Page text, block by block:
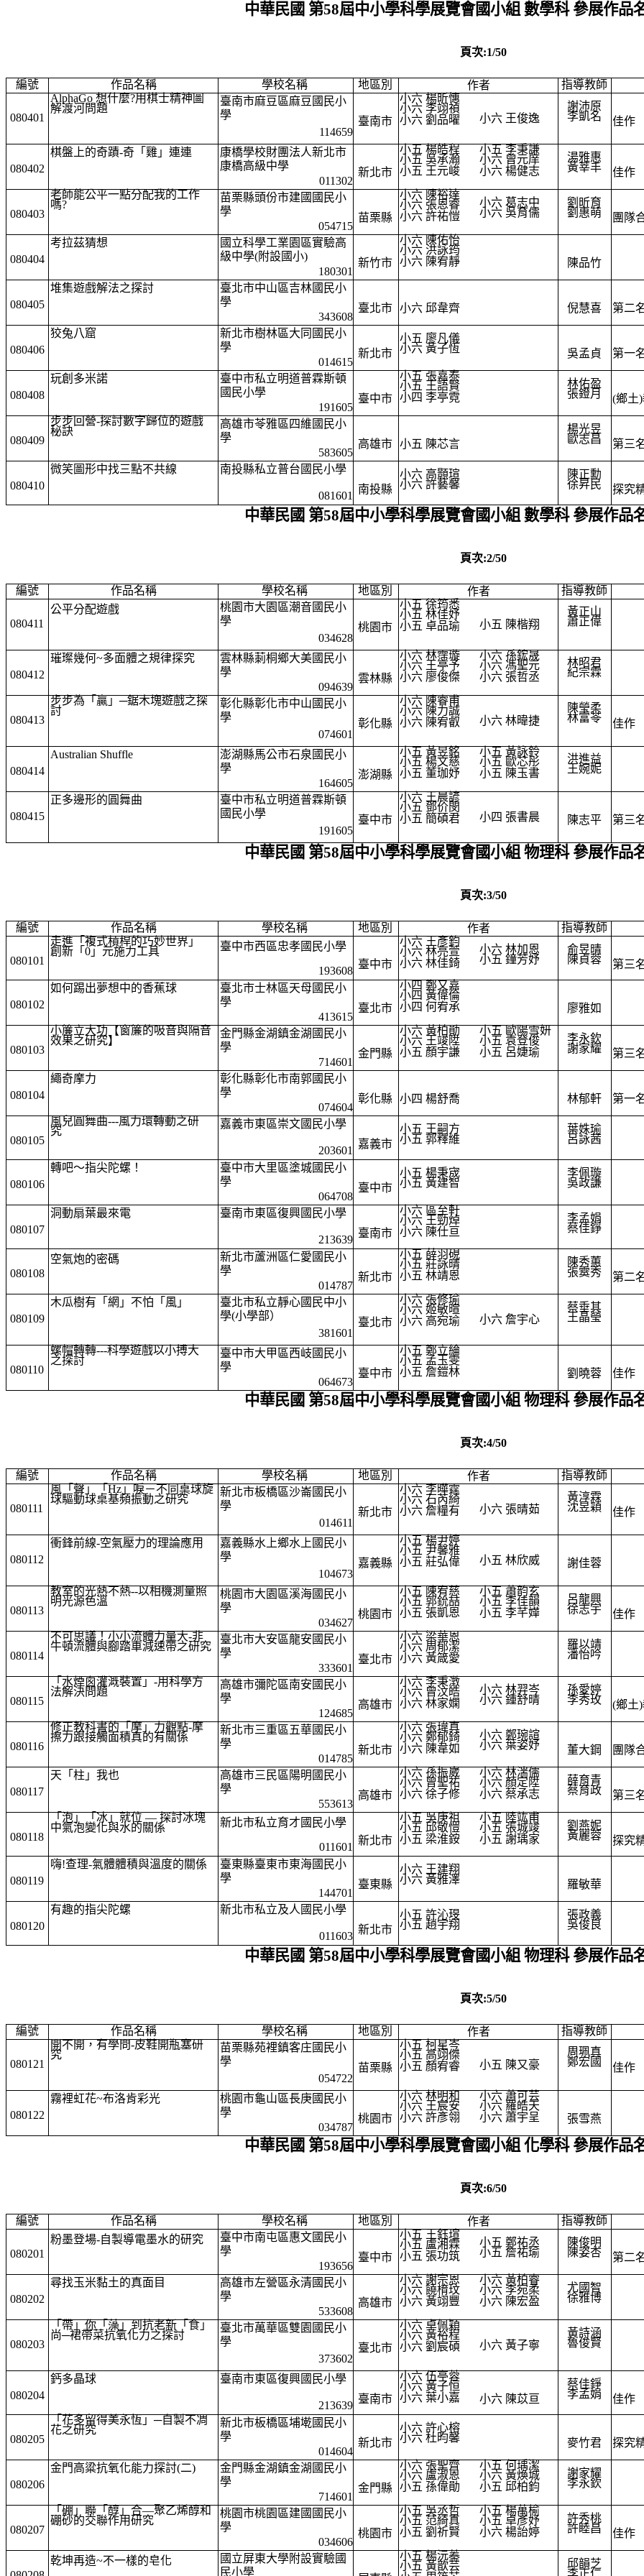
中華民國 第58屆中小學科學展覽會國小組 數學科 參展作品
頁次:1/50
編號 作品名稱 學校名稱 地區別 作者 指導教師
080401
AlphaGo 想什麼?用棋士精神圖
解渡河問題
臺南市麻豆區麻豆國民小
學
臺南市
小六 楊昕憓
小六 李翊禎
小六 劉品曜
小六 王俊逸
謝沛原
李凱名
佳作
114659
080402
棋盤上的奇蹟-奇「雞」連連
康橋學校財團法人新北市
康橋高級中學
新北市
小五 楊皓程
小五 吳承瀚
小五 王元峻
小五 李秉謙
小六 曾元庠
小六 楊健志
湯雅惠
黃莘丰
佳作
011302
080403
老師能公平一點分配我的工作
嗎?
苗栗縣頭份市建國國民小
學
苗栗縣
小六 陳裕達
小六 張恩睿
小六 許祐愷
小六 葛志中
小六 吳育儒
劉昕育
劉惠萌
團隊
054715
080404
考拉茲猜想
國立科學工業園區實驗高
級中學(附設國小)
新竹市
小六 陳佑怡
小六 洪詠筠
小六 陳宥靜
陳品竹
180301
080405
堆集遊戲解法之探討
臺北市中山區吉林國民小
學
臺北市 小六 邱韋齊 倪慧喜 第二
343608
080406
狡兔八窟
新北市樹林區大同國民小
學
新北市
小五 廖凡儀
小六 黃子恆
吳孟貞 第一
014615
080408
玩創多米諾
臺中市私立明道普霖斯頓
國民小學
臺中市
小五 張嘉泰
小五 王語賢
小四 李亭霓
林佑盈
張鐙月
(鄉土
191605
080409
步步回營-探討數字歸位的遊戲
秘訣
高雄市苓雅區四維國民小
學
高雄市 小五 陳芯言
楊光昱
歐志昌
第三
583605
080410
微笑圖形中找三點不共線
南投縣私立普台國民小學
南投縣
小六 高顥瑄
小六 許藝馨
陳正勳
徐昇民
探究
081601
中華民國 第58屆中小學科學展覽會國小組 數學科 參展作品
頁次:2/50
編號 作品名稱 學校名稱 地區別 作者 指導教師
080411
公平分配遊戲
桃園市大園區潮音國民小
學
桃園市
小五 徐筠悉
小五 林佳妤
小五 卓品瑜
小五 陳楷翔
黃正山
蕭正偉
034628
080412
璀璨幾何~多面體之規律探究
雲林縣莿桐鄉大美國民小
學
雲林縣
小六 林霈璇
小六 王亭予
小六 廖俊傑
小六 孫鋐晟
小六 馮聖元
小六 張哲丞
林昭君
紀宗霖
094639
080413
步步為「贏」─鋸木塊遊戲之探
討
彰化縣彰化市中山國民小
學
彰化縣
小六 陳睿甫
小六 陳力誠
小六 陳宥叡
小六 林暐捷
陳瑩柔
林富苓
佳作
074601
080414
Australian Shuffle
澎湖縣馬公市石泉國民小
學
澎湖縣
小五 黃昱銘
小五 楊文慈
小五 董珈妤
小五 黃詠鈴
小五 歐芯彤
小五 陳玉書
洪進益
王婉妮
164605
080415
正多邊形的圓舞曲
臺中市私立明道普霖斯頓
國民小學
臺中市
小六 王晨諺
小五 鄧价閔
小五 簡碩君
小四 張書晨 陳志平
第三
191605
中華民國 第58屆中小學科學展覽會國小組 物理科 參展作品
頁次:3/50
編號 作品名稱 學校名稱 地區別 作者 指導教師
080101
走進「複式槓桿的巧妙世界」
創新「0」元施力工具
臺中市西區忠孝國民小學
臺中市
小六 王彥鈞
小六 林亮萱
小六 林佳錡
小六 林加恩
小五 鐘芳妤
俞昱晴
陳貞蓉
第三
193608
080102
如何踢出夢想中的香蕉球
臺北市士林區天母國民小
學
臺北市
小四 鄭又嘉
小四 黃偉倫
小四 何宥承
廖雅如
413615
080103
小簾立大功【窗簾的吸音與隔音
效果之研究】
金門縣金湖鎮金湖國民小
學
金門縣
小六 黃柏勛
小六 王竣陞
小五 顏宇謙
小五 歐陽雪妍
小五 袁登俊
小五 呂婕瑜
李永欽
謝家耀
第三
714601
080104
繩奇摩力
彰化縣彰化市南郭國民小
學
彰化縣 小四 楊舒喬 林郁軒 第一
074604
080105
風兒圓舞曲---風力環轉動之研
究
嘉義市東區崇文國民小學
嘉義市
小五 王嗣方
小五 郭釋維
葉姝瑜
呂詠茜
203601
080106
轉吧～指尖陀螺！
臺中市大里區塗城國民小
學
臺中市
小五 楊秉宬
小五 黃建智
李佩璇
吳政謙
064708
080107
洞動扇葉最來電
臺南市東區復興國民小學
臺南市
小六 區至軒
小六 王勁焯
小六 陳仕亘
李孟娟
蔡佳錚
213639
080108
空氣炮的密碼
新北市蘆洲區仁愛國民小
學
新北市
小五 薛羽硯
小五 莊詠晴
小五 林靖恩
陳秀蕙
張霙秀
第二
014787
080109
木瓜樹有「網」不怕「風」
臺北市私立靜心國民中小
學(小學部）
臺北市
小六 張修瑜
小六 姬敏暄
小六 高宛瑜
小六 詹宇心
蔡垂其
王晶瑩
381601
080110
螺帽轉轉---科學遊戲以小搏大
之探討
臺中市大甲區西岐國民小
學
臺中市
小五 鄭立綸
小五 孟玉雯
小五 詹鎧林
劉曉蓉 佳作
064673
中華民國 第58屆中小學科學展覽會國小組 物理科 參展作品
頁次:4/50
編號 作品名稱 學校名稱 地區別 作者 指導教師
080111
風「聲」「Hz」唳－不同桌球旋
球驅動球桌基頻振動之研究
新北市板橋區沙崙國民小
學
新北市
小六 李曄霆
小六 石芮綺
小六 詹糧有
小六 張晴茹
黃淳霖
沈昱穎
佳作
014611
080112
衝鋒前線-空氣壓力的理論應用
嘉義縣水上鄉水上國民小
學
嘉義縣
小五 楊尹婷
小五 尹馨雅
小五 莊弘偉
小五 林欣威
謝佳蓉
104673
080113
教室的光熱不熱--以相機測量照
明光源色溫
桃園市大園區溪海國民小
學
桃園市
小五 陳宥慈
小五 郭鈗喆
小五 張凱恩
小五 蕭韵玄
小五 李佳韻
小五 李芊嬅
呂龍興
徐志宇
佳作
034627
080114
不可思議！小小流體力量大-非
牛頓流體與腳踏車減速帶之研究
臺北市大安區龍安國民小
學
臺北市
小六 梁華恩
小六 周郁潔
小六 黃箴愛
羅以靖
潘怡吟
333601
080115
「水煙囪灌溉裝置」-用科學方
法解決問題
高雄市彌陀區南安國民小
學
高雄市
小六 李秉澂
小六 曾汶皓
小六 林家嫻
小六 林羿岑
小六 鍾舒晴
孫愛婷
李秀玫
(鄉土
124685
080116
修正教科書的「摩」力觀點-摩
擦力跟接觸面積真的有關係
新北市三重區五華國民小
學
新北市
小六 張瑋真
小六 鄭郁錡
小六 陳韋如
小六 鄭琬諠
小六 葉姿妤
董大鋼 團隊
014785
080117
天「柱」我也
高雄市三民區陽明國民小
學
高雄市
小六 孫振崴
小六 曾聖祐
小六 徐子修
小六 林湍儒
小六 顏定陞
小六 蔡承志
薛育青
蔡育政
第三
553613
080118
「泡」「冰」就位 — 探討冰塊
中氣泡變化與水的關係
新北市私立育才國民小學
新北市
小五 吳庚祖
小五 邱敬愷
小五 梁淮銨
小五 陸竑甫
小五 張城竣
小五 謝瑀家
劉燕妮
黃麗蓉
探究
011601
080119
嗨!查理-氣體體積與溫度的關係
臺東縣臺東市東海國民小
學
臺東縣
小六 王建翔
小六 黃雅澤
羅敏華
144701
080120
有趣的指尖陀螺
新北市私立及人國民小學
新北市
小五 許沁琝
小五 趙宇翔
張政義
吳俊良
011603
中華民國 第58屆中小學科學展覽會國小組 物理科 參展作品
頁次:5/50
編號 作品名稱 學校名稱 地區別 作者 指導教師
080121
開不開，有學問-皮鞋開瓶塞研
究
苗栗縣苑裡鎮客庄國民小
學
苗栗縣
小五 柯星岑
小五 高翊傑
小五 顏宥睿
小五 陳又豪
周珮真
鄭宏國
佳作
054722
080122
霧裡虹花~布洛肯彩光
桃園市龜山區長庚國民小
學
桃園市
小六 林明和
小六 王宸安
小六 許彥翎
小六 蕭可芸
小六 羅皓天
小六 蕭宇呈
張雪燕
034787
中華民國 第58屆中小學科學展覽會國小組 化學科 參展作品
頁次:6/50
編號 作品名稱 學校名稱 地區別 作者 指導教師
080201
粉墨登場-自製導電墨水的研究
臺中市南屯區惠文國民小
學
臺中市
小五 王鈺瑄
小五 盧湘霖
小五 張功筑
小五 鄭祐丞
小五 詹祐瑜
陳俊明
陳姿杏
第二
193656
080202
尋找玉米黏土的真面目
高雄市左營區永清國民小
學
高雄市
小六 謝宗恩
小六 饒棛玟
小六 黃翊豐
小六 黃柏睿
小六 李宛柔
小六 陳宏盈
尤國智
徐雅博
533608
080203
「帶」你「藻」到抗老新「食」
尚─裙帶菜抗氧化力之探討
臺北市萬華區雙園國民小
學
臺北市
小六 卓佩穎
小六 黃裕程
小六 劉宸碩
小六 黃子寧
黃詩涵
魯俊賢
373602
080204
鈣多晶球
臺南市東區復興國民小學
臺南市
小六 伍亭蓉
小六 黃子恒
小六 葉小嘉
小六 陳苡亘
蔡佳錚
李孟娟
佳作
213639
080205
「花多留得美永恆」─自製不凋
花之研究
新北市板橋區埔墘國民小
學
新北市
小六 許心榕
小六 杜昀馨
麥竹君 探究
014604
080206
金門高粱抗氧化能力探討(二)
金門縣金湖鎮金湖國民小
學
金門縣
小六 張聖齊
小六 盧淑恩
小五 孫偉勛
小五 何瑀潔
小六 黃煥城
小五 邱柏鈞
謝家耀
李永欽
714601
080207
「硼」聯「醇」合—聚乙烯醇和
硼砂的交聯作用研究
桃園市桃園區建國國民小
學
桃園市
小五 吳丞哲
小五 范綺真
小五 劉祈賢
小五 楊萬榆
小五 卓彥妤
小六 楊詒婷
許秀桃
許睦昌
佳作
034606
乾坤再造~不一樣的皂化
國立屏東大學附設實驗國
民小學
小五 楊沅蓁
小五 黃歆芸
邱韻芝
李正仁